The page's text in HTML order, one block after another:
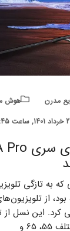
مدرن
هوش
کرد. این نسل
65 و